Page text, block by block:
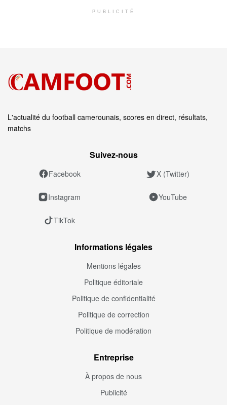
PUBLICITÉ
L'actualité du football camerounais, scores en direct, résultats,
matchs
Suivez‑nous
Facebook X (Twitter)
Instagram YouTube
TikTok
Informations légales
Mentions légales
Politique éditoriale
Politique de confidentialité
Politique de correction
Politique de modération
Entreprise
À propos de nous
Publicité